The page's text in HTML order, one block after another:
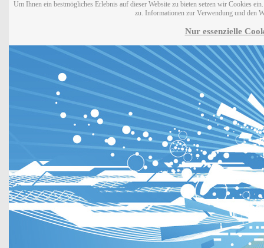
Um Ihnen ein bestmögliches Erlebnis auf dieser Website zu bieten setzen wir Cookies
zu. Informationen zur Verwendung und den
Nur essenzielle